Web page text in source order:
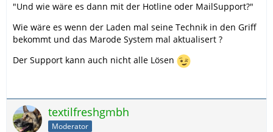
"Und wie wäre es dann mit der Hotline oder MailSupport?"
Wie wäre es wenn der Laden mal seine Technik in den Griff
bekommt und das Marode System mal aktualisert ?
Der Support kann auch nicht alle Lösen
textilfreshgmbh
Moderator